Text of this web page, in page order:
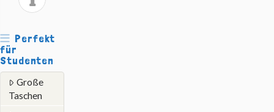
Perfekt
für
Studenten
Große
Taschen